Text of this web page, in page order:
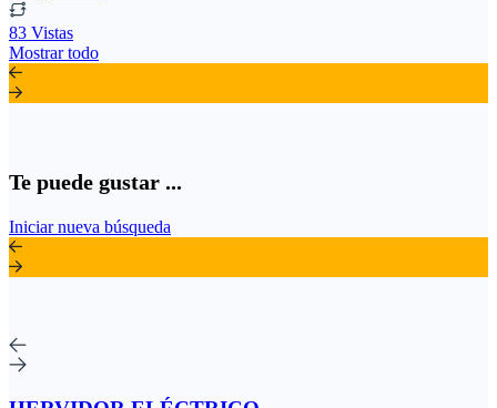
83 Vistas
Mostrar todo
Te puede gustar ...
Iniciar nueva búsqueda